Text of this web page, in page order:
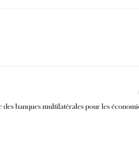
des banques multilatérales pour les